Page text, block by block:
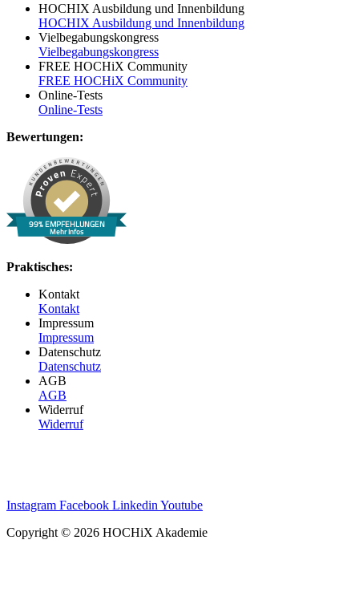
HOCHIX Ausbildung und Innenbildung
HOCHIX Ausbildung und Innenbildung
Vielbegabungskongress
Vielbegabungskongress
FREE HOCHiX Community
FREE HOCHiX Community
Online-Tests
Online-Tests
Bewertungen:
99% EMPFEHLUNGEN
Mehr Infos
Praktisches:
Kontakt
Kontakt
Impressum
Impressum
Datenschutz
Datenschutz
AGB
AGB
Widerruf
Widerruf
Instagram Facebook Linkedin Youtube
Copyright © 2026 HOCHiX Akademie